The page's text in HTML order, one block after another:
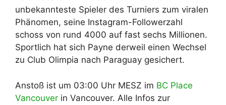
unbekannteste Spieler des Turniers zum viralen
Phänomen, seine Instagram-Followerzahl
schoss von rund 4000 auf fast sechs Millionen.
Sportlich hat sich Payne derweil einen Wechsel
zu Club Olimpia nach Paraguay gesichert.
Anstoß ist um 03:00 Uhr MESZ im BC Place
Vancouver in Vancouver. Alle Infos zur